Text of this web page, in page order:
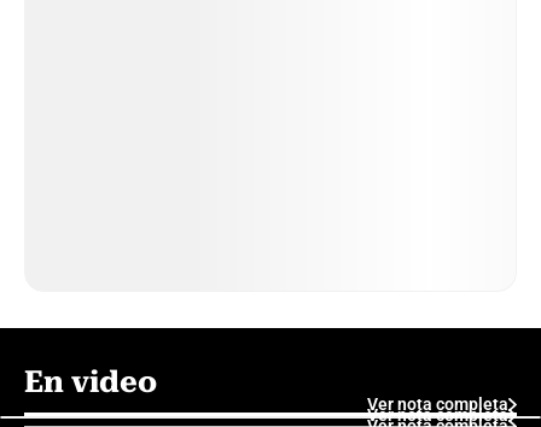
En video
Ver nota completa
Ver nota completa